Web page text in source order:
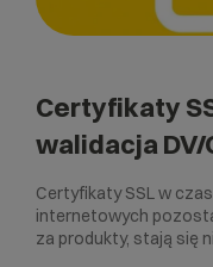
Certyfikaty
walidacja DV/
Certyfikaty SSL w
internetowych
za produkty, stają się